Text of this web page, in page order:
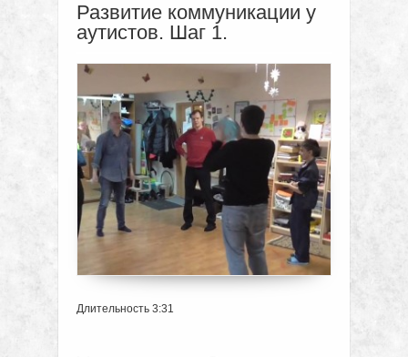
Развитие коммуникации у
аутистов. Шаг 1.
Длительность 3:31